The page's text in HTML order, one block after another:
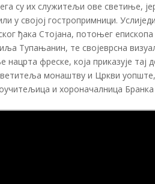
су их служитељи ове светиње,
у својој гостропримници.
ђака Стојана, потоњег
Тупањанин, те својеврсна
нацрта фреске, која приказује
монаштву и Цркви
и хороначалница Бранка